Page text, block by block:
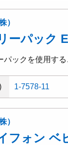
）
ーパック
パックを使用す
1-7578-11
）
フォン ベ